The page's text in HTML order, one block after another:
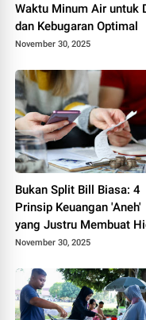
Waktu Minum Air untuk
dan Kebugaran Optimal
November 30, 2025
Bukan Split Bill Biasa: 4
Prinsip Keuangan 'Aneh'
yang Justru Membuat
Lebih Bebas
November 30, 2025